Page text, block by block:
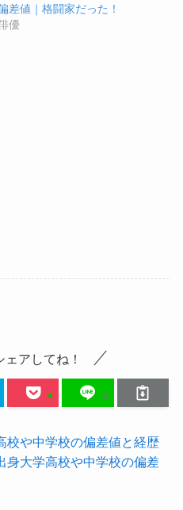
差値｜格闘家だった！
優
ェアしてね！
校や中学校の偏差値と経歴
身大学高校や中学校の偏差